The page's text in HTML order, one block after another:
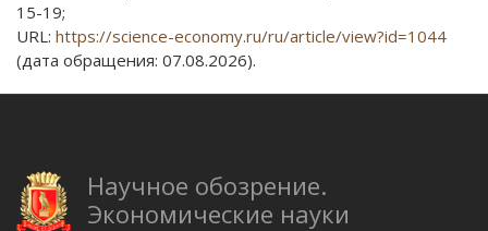
15-19;
URL: https://science-economy.ru/ru/article/view?id=1044
(дата обращения: 07.08.2026).
Научное обозрение.
Экономические науки